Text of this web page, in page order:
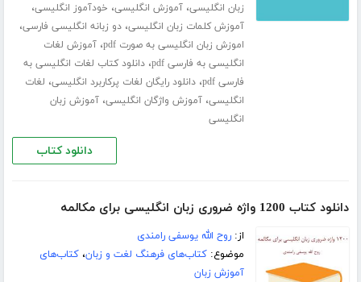
زبان انگلیسی،آموزش انگلیسی، خودآموز انگلیسی،
آموزش کلمات زبان انگلیسی،دو زبانه انگلیسی فارسی،
اموزش زبان انگلیسی به صورت pdf ،آموزش لغات
انگلیسی به فارسی pdf
،دانلود کتاب لغات انگلیسی به
فارسی pdf
،دانلود رایگان لغات پرکاربرد انگلیسی، لغات
انگلیسی،آموزش واژگان انگلیسی،آموزش زبان
انگلیسی
دانلود کتاب
دانلود کتاب 1200 واژه ضروری زبان انگلیسی برای مکالمه
از:روح الله یوسفی رامندی
موضوع:کتاب‌های فرهنگ لغت و زبان،کتاب‌های
آموزش زبان